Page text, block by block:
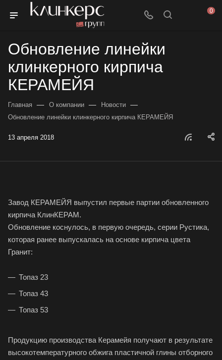
0
Обновление линейки
клинкерного кирпича
КЕРАМЕЙЯ
Главная — О компании — Новости —
Обновление линейки клинкерного кирпича КЕРАМЕЙЯ
13 апреля 2018
Завод КЕРАМЕЙЯ выпустил первые партии обновленного
кирпича КлинКЕРАМ.
Обновление коснулось, в первую очередь, серии Рустика,
которая ранее выпускалась на основе кирпича цвета
Гранит:
Топаз 23
Топаз 43
Топаз 53
Продукцию производства Керамейя получают в результате
высокотемпературного обжига пластичной глины отборного